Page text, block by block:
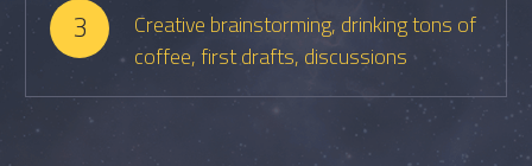
3
Creative brainstorming, drinking tons of
coffee, first drafts, discussions